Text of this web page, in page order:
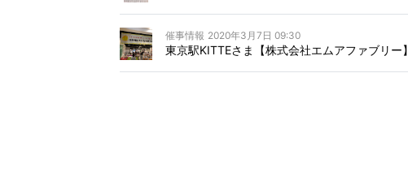
催事情報 2020年3月7日 09:30
東京駅KITTEさま【株式会社エムアファブリー】